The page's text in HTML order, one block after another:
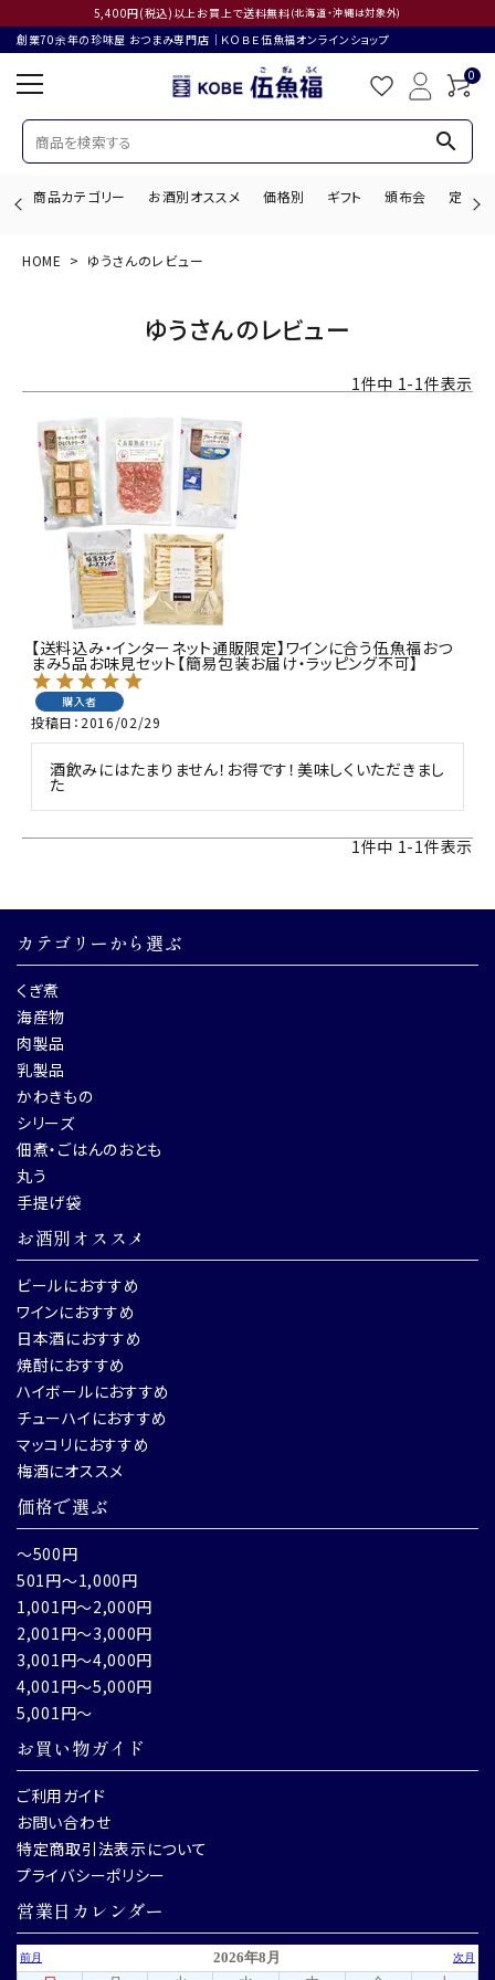
5,400円(税込)以上お買上で送料無料(北海道・沖縄は対象外)
創業70余年の珍味屋 おつまみ専門店│ＫＯＢＥ伍魚福オンラインショップ
0
search
商品カテゴリー お酒別オススメ 価格別 ギフト 頒布会 定期購
ログイン 会員登録
商品カテゴリー
お酒別オススメ
お問い合わせ
ご利用ガイド
直営店
HOME ゆうさんのレビュー
ゆうさんのレビュー
1件中 1-1件表示
【送料込み・インターネット通販限定】ワインに合う伍魚福おつ
まみ5品お味見セット【簡易包装お届け・ラッピング不可】
購入者
投稿日 2016/02/29
酒飲みにはたまりません！お得です！美味しくいただきまし
た
1件中 1-1件表示
カテゴリーから選ぶ
くぎ煮
海産物
肉製品
乳製品
かわきもの
シリーズ
佃煮・ごはんのおとも
丸う
手提げ袋
お酒別オススメ
ビールにおすすめ
ワインにおすすめ
日本酒におすすめ
焼酎におすすめ
ハイボールにおすすめ
チューハイにおすすめ
マッコリにおすすめ
梅酒にオススメ
価格で選ぶ
～500円
501円～1,000円
1,001円～2,000円
2,001円～3,000円
3,001円～4,000円
4,001円～5,000円
5,001円～
お買い物ガイド
ご利用ガイド
お問い合わせ
特定商取引法表示について
プライバシーポリシー
営業日カレンダー